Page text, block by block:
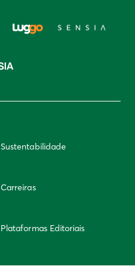
Sustentabilidade
Carreiras
Plataformas Editoriais
Integridade